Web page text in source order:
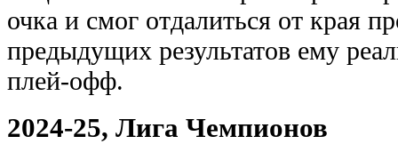
очка и смог отдалиться от края
предыдущих результатов ему
плей-офф.
2024-25, Лига Чемпионов